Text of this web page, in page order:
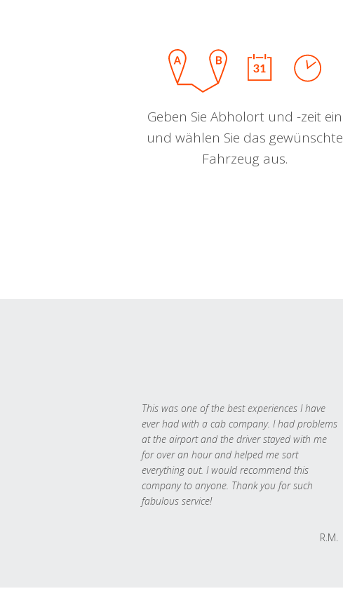
Geben Sie Abholort und -zeit ein
und wählen Sie das gewünschte
Fahrzeug aus.
This was one of the best experiences I have
ever had with a cab company. I had problems
at the airport and the driver stayed with me
for over an hour and helped me sort
everything out. I would recommend this
company to anyone. Thank you for such
fabulous service!
R.M.